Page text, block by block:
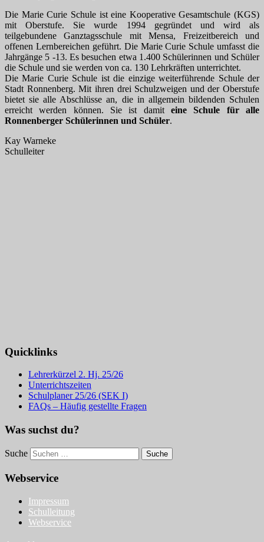
Die Marie Curie Schule ist eine Kooperative Gesamtschule (KGS)
mit Oberstufe. Sie wurde 1994 gegründet und wird als
teilgebundene Ganztagsschule mit Mensa, Freizeitbereich und
offenen Lernbereichen geführt. Die Marie Curie Schule umfasst die
Jahrgänge 5 -13. Es besuchen etwa 1.400 Schülerinnen und Schüler
die Schule und sie werden von ca. 130 Lehrkräften unterrichtet.
Die Marie Curie Schule ist die einzige weiterführende Schule der
Stadt Ronnenberg. Mit ihren drei Schulzweigen und der Oberstufe
bietet sie alle Abschlüsse an, die in allgemein bildenden Schulen
erreicht werden können. Sie ist damit eine Schule für alle
Ronnenberger Schülerinnen und Schüler.
Kay Warneke
Schulleiter
Quicklinks
Lehrerkürzel 2. Hj. 25/26
Unterrichtszeiten
Schulplaner 25/26 (SEK I)
FAQs – Häufig gestellte Fragen
Was suchst du?
Suche
Webservice
Impressum
Schulleitung
Webservice